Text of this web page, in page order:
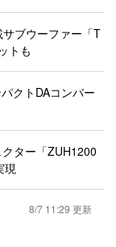
ブウーファー「T
トも
クトDAコンバー
ター「ZUH1200
現
8/7 11:29 更新